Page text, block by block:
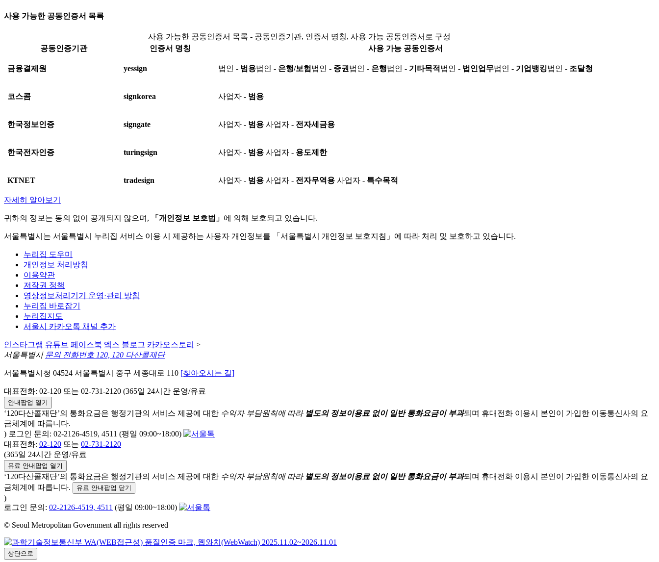
사용 가능한 공동인증서 목록
사용 가능한 공동인증서 목록 - 공동인증기관, 인증서 명칭, 사용 가능 공동인증서로 구성
공동인증기관
인증서 명칭 사용 가능 공동인증서
금융결제원 yessign 법인 - 범용법인 - 은행/보험 법인 - 증권 법인 - 은행법인 - 기타목적 법인 - 법인업무법인 - 기업뱅킹법인 - 조달청
코스콤 signkorea 사업자 - 범용
한국정보인증 signgate 사업자 - 범용 사업자 - 전자세금용
한국전자인증 turingsign 사업자 - 범용 사업자 - 용도제한
KTNET tradesign 사업자 - 범용 사업자 - 전자무역용 사업자 - 특수목적
자세히 알아보기
귀하의 정보는 동의 없이 공개되지 않으며, 「개인정보 보호법」 에 의해 보호되고 있습니다.
서울특별시는 서울특별시 누리집 서비스 이용 시 제공하는 사용자 개인정보를 「서울특별시 개인정보 보호지침」에 따라 처리 및 보호하고 있습니다.
누리집 도우미
개인정보 처리방침
이용약관
저작권 정책
영상정보처리기기 운영·관리 방침
누리집 바로잡기
누리집지도
서울시 카카오톡 채널 추가
인스타그램 유튜브 페이스북 엑스 블로그 카카오스토리 >
서울특별시 문의 전화번호 120, 120 다산콜재단
서울특별시청 04524 서울특별시 중구 세종대로 110 [찾아오시는 길]
대표전화: 02-120 또는 02-731-2120 (365일 24시간 운영/유료
안내팝업 열기
‘120다산콜재단’의 통화요금은 행정기관의 서비스 제공에 대한 수익자 부담원칙에 따라 별도의 정보이용료 없이 일반 통화요금이 부과되며 휴대전화 이용시 본인이 가입한 이동통신사의 요
금체계에 따릅니다.
) 로그인 문의: 02-2126-4519, 4511 (평일 09:00~18:00)
대표전화: 02-120 또는 02-731-2120
(365일 24시간 운영/유료
유료 안내팝업 열기
‘120다산콜재단’의 통화요금은 행정기관의 서비스 제공에 대한 수익자 부담원칙에 따라 별도의 정보이용료 없이 일반 통화요금이 부과되며 휴대전화 이용시 본인이 가입한 이동통신사의 요
금체계에 따릅니다.
유료 안내팝업 닫기
)
로그인 문의: 02-2126-4519, 4511 (평일 09:00~18:00)
© Seoul Metropolitan Government all rights reserved
상단으로